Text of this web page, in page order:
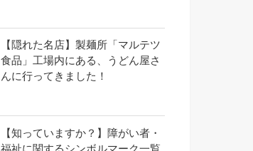
【隠れた名店】製麺所「マルテツ
食品」工場内にある、うどん屋さ
んに行ってきました！
【知っていますか？】障がい者・
福祉に関するシンボルマーク一覧